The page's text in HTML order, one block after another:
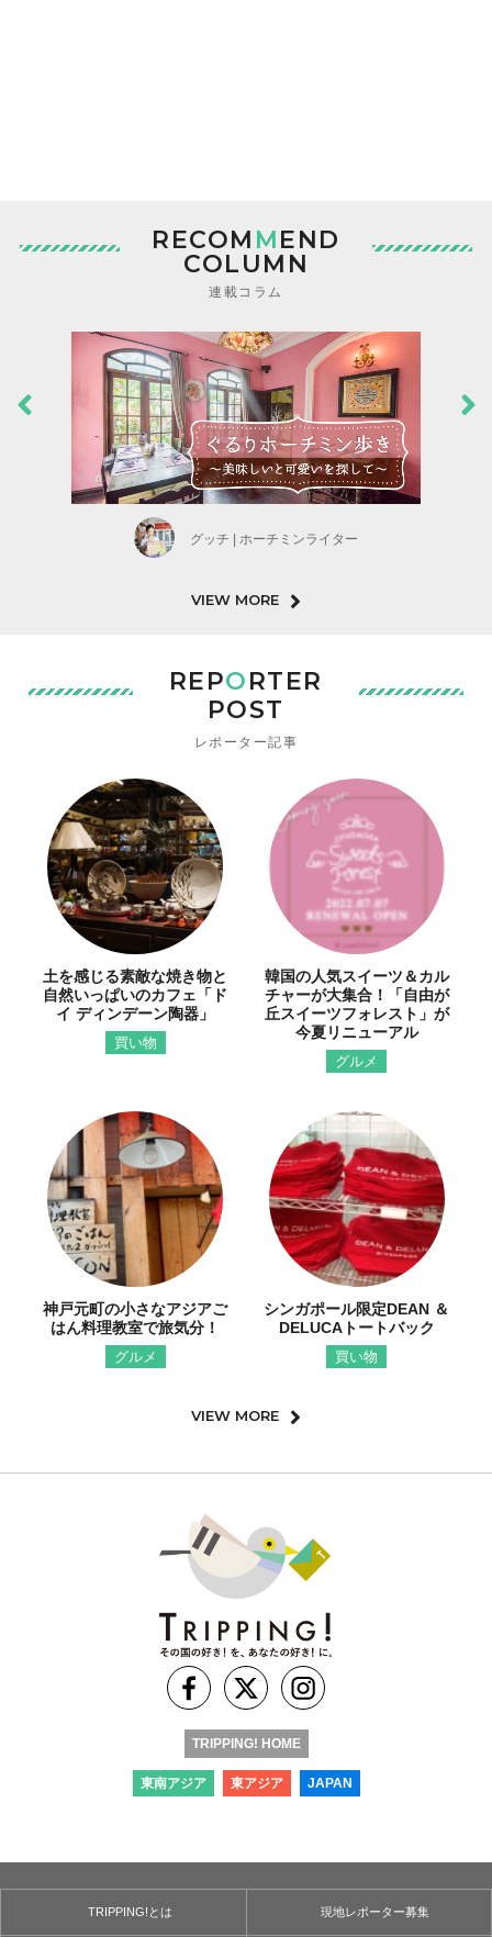
RECOM MEND
COLUMN
連載コラム
グッチ | ホーチミンライター
VIEW MORE
REPORTER
POST
レポーター記事
土を感じる素敵な焼き物と
自然いっぱいのカフェ「ド
イ ディンデーン陶器」
買い物
韓国の人気スイーツ＆カル
チャーが大集合！「自由が
丘スイーツフォレスト」が
今夏リニューアル
グルメ
神戸元町の小さなアジアご
はん料理教室で旅気分！
グルメ
シンガポール限定DEAN ＆
DELUCAトートバック
買い物
VIEW MORE
TRIPPING! HOME
東南アジア 東アジア JAPAN
TRIPPING!とは 現地レポーター募集